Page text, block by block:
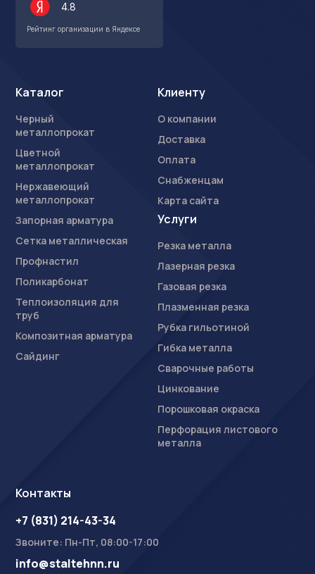
4.8
Рейтинг организации в Яндексе
Каталог
Черный
металлопрокат
Цветной
металлопрокат
Нержавеющий
металлопрокат
Запорная арматура
Сетка металлическая
Профнастил
Поликарбонат
Теплоизоляция для
труб
Композитная арматура
Сайдинг
Клиенту
О компании
Доставка
Оплата
Снабженцам
Карта сайта
Услуги
Резка металла
Лазерная резка
Газовая резка
Плазменная резка
Рубка гильотиной
Гибка металла
Сварочные работы
Цинкование
Порошковая окраска
Перфорация листового
металла
Контакты
+7 (831) 214-43-34
Звоните: Пн-Пт, 08:00-17:00
info@staltehnn.ru